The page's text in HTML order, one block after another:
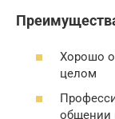
Хорошо
целом
общении